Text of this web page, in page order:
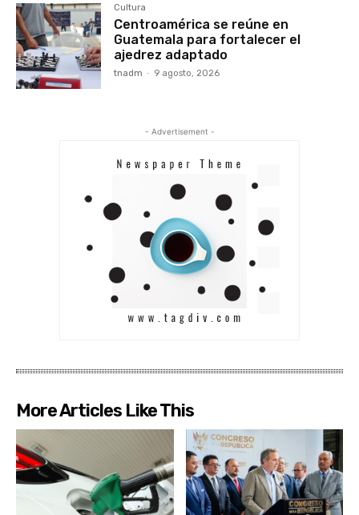
Cultura
Centroamérica se reúne en
Guatemala para fortalecer el
ajedrez adaptado
tnadm - 9 agosto, 2026
- Advertisement -
More Articles Like This